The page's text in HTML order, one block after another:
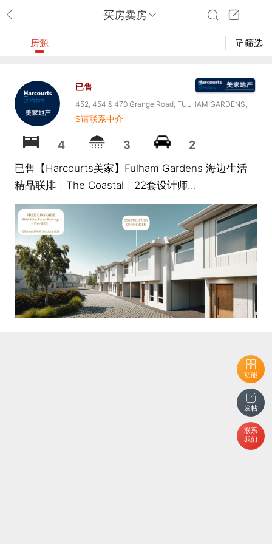
买房卖房
功能
发帖
联系
我们
房源 筛选
已售
452, 454 & 470 Grange Road, FULHAM GARDENS,
SA 5024
$请联系中介
4 3 2
已售【Harcourts美家】Fulham Gardens 海边生活
精品联排｜The Coastal｜22套设计师...